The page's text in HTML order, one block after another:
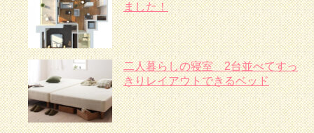
ました！
二人暮らしの寝室 2台並べてすっ
きりレイアウトできるベッド